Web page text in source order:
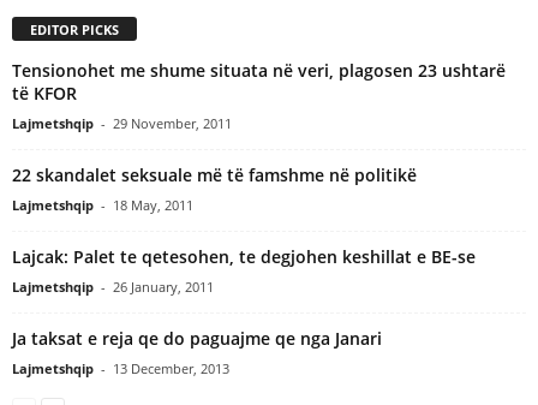
EDITOR PICKS
Tensionohet me shume situata në veri, plagosen 23 ushtarë
të KFOR
Lajmetshqip - 29 November, 2011
22 skandalet seksuale më të famshme në politikë
Lajmetshqip - 18 May, 2011
Lajcak: Palet te qetesohen, te degjohen keshillat e BE-se
Lajmetshqip - 26 January, 2011
Ja taksat e reja qe do paguajme qe nga Janari
Lajmetshqip - 13 December, 2013